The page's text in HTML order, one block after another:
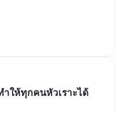
ให้ทุกคนหัวเราะได้